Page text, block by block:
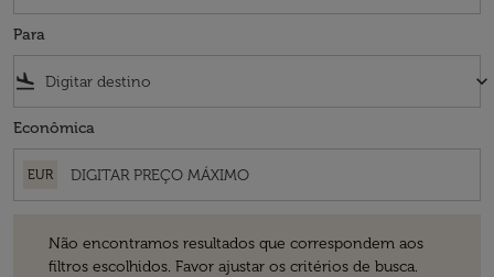
Para
flight_land keyboard_arrow_down
Econômica
EUR
Não encontramos resultados que correspondem aos
filtros escolhidos. Favor ajustar os critérios de busca.